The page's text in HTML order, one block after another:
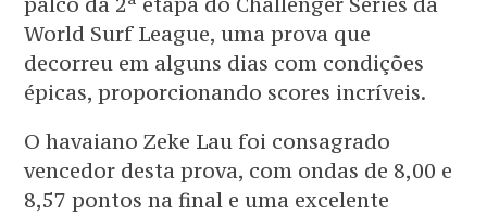
World Surf League, uma prova que
decorreu em alguns dias com condições
épicas, proporcionando scores incríveis.
O havaiano Zeke Lau foi consagrado
vencedor desta prova, com ondas de 8,00 e
8,57 pontos na final e uma excelente